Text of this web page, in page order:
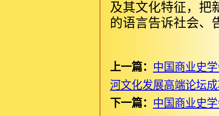
及其文化特征，把
的语言告诉社会、
上一篇： 中国商业史
河文化发展高端论坛
下一篇： 中国商业史